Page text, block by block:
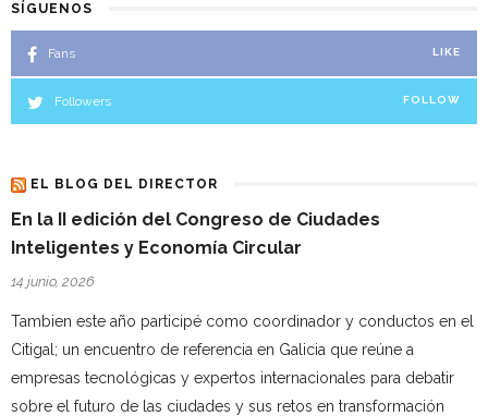
SÍGUENOS
Fans LIKE
Followers FOLLOW
EL BLOG DEL DIRECTOR
En la II edición del Congreso de Ciudades
Inteligentes y Economía Circular
14 junio, 2026
Tambien este año participé como coordinador y conductos en el
Citigal; un encuentro de referencia en Galicia que reúne a
empresas tecnológicas y expertos internacionales para debatir
sobre el futuro de las ciudades y sus retos en transformación